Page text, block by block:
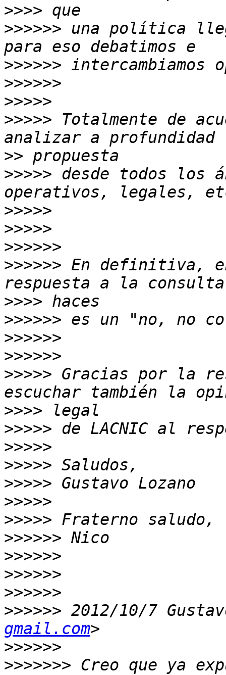
>>>>
>>>>>> una política
>>>>>>
>>>>>>
>>>>>
>>>>> Totalmente de
>>
>>>>> desde todos los
>>>>>
>>>>>
>>>>>>
>>>>>> En definitiva,
>>>>
>>>>>>
>>>>>>
>>>>>>
>>>>> Gracias por la
>>>>
>>>>>
>>>>>
>>>>>
>>>>>
>>>>>
>>>>>
>>>>>>
>>>>>>
>>>>>>
>>>>>>
>>>>>> 2012/10/7
gmail.com
>>>>>>
>>>>>>> Creo que ya